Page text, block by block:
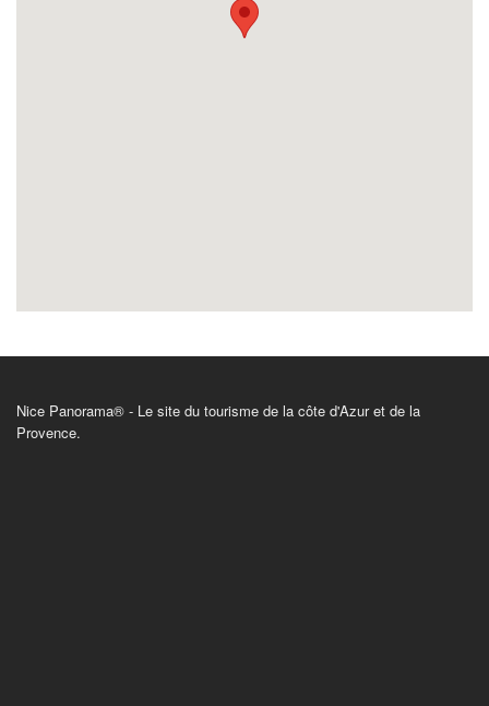
Nice Panorama® - Le site du tourisme de la côte d'Azur et de la
Provence.